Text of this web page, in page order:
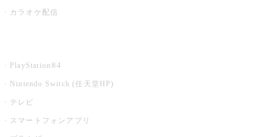
カラオケ配信
PlayStation®4
Nintendo Switch (任天堂HP)
テレビ
スマートフォンアプリ